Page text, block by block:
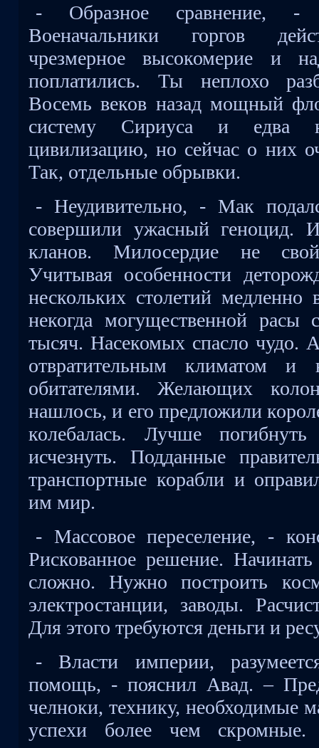
- Образное сравнение, -
Военачальники горгов
чрезмерное высокомерие и
поплатились. Ты неплохо
Восемь веков назад мощный
систему Сириуса и едва
цивилизацию, но сейчас о них
Так, отдельные обрывки.
- Неудивительно, - Мак
совершили ужасный геноцид.
кланов. Милосердие не
Учитывая особенности
нескольких столетий медленно
некогда могущественной расы
тысяч. Насекомых спасло чудо.
отвратительным климатом и
обитателями. Желающих
нашлось, и его предложили
колебалась. Лучше
исчезнуть. Подданные
транспортные корабли и
им мир.
- Массовое переселение, -
Рискованное решение.
сложно. Нужно построить
электростанции, заводы.
Для этого требуются деньги и
- Власти империи,
помощь, - пояснил Авад. –
челноки, технику, необходимые
успехи более чем скромные.